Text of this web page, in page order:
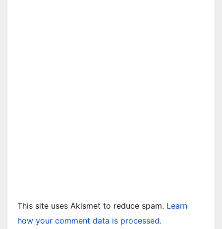
This site uses Akismet to reduce spam. Learn
how your comment data is processed.